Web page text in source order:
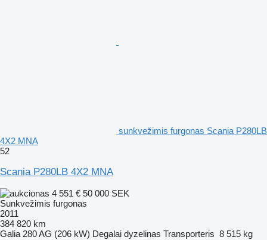
sunkvežimis furgonas Scania P280LB
4X2 MNA
52
Scania P280LB 4X2 MNA
4 551 € 50 000 SEK
Sunkvežimis furgonas
2011
384 820 km
Galia 280 AG (206 kW) Degalai dyzelinas Transporteris 8 515 kg